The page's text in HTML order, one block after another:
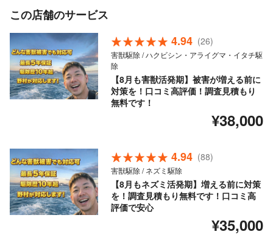
この店舗のサービス
4.94 (26)
害獣駆除 / ハクビシン・アライグマ・イタチ駆
除
【8月も害獣活発期】被害が増える前に
対策を！口コミ高評価！調査見積もり
無料です！
¥38,000
4.94 (88)
害獣駆除 / ネズミ駆除
【8月もネズミ活発期】増える前に対策
を！調査見積もり無料です！口コミ高
評価で安心
¥35,000